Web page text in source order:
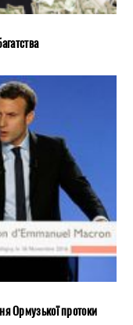
Ормузької протоки